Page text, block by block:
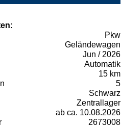
Pkw
Geländewagen
Jun / 2026
Automatik
15 km
5
Schwarz
Zentrallager
ab ca. 10.08.2026
2673008